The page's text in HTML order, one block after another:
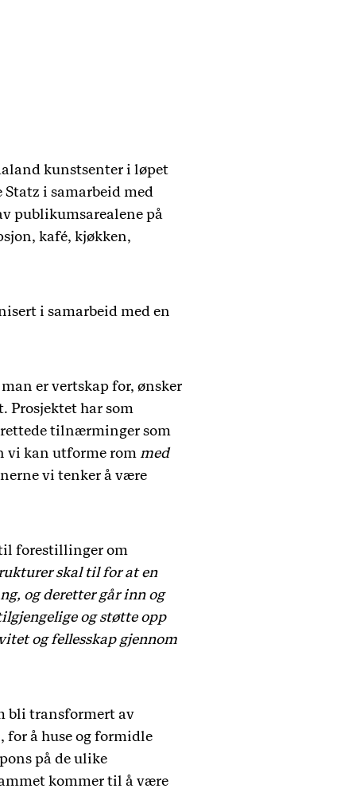
kunstsenter i løpet
i samarbeid med
publikumsarealene på
kafé, kjøkken,
i samarbeid med en
er vertskap for, ønsker
Prosjektet har som
tilnærminger som
vi kan utforme rom med
vi tenker å være
til forestillinger om
skal til for at en
og deretter går inn og
og støtte opp
og fellesskap gjennom
bli transformert av
å huse og formidle
på de ulike
kommer til å være